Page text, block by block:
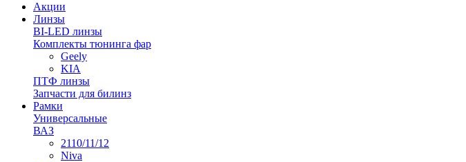
Акции
Линзы
BI-LED линзы
Комплекты тюнинга фар
Geely
KIA
ПТФ линзы
Запчасти для билинз
Рамки
Универсальные
ВАЗ
2110/11/12
Niva